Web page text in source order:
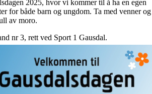
2025, hvor vi kommer til å ha en egen
for både barn og ungdom. Ta med venner og
av moro.
nr 3, rett ved Sport 1 Gausdal.